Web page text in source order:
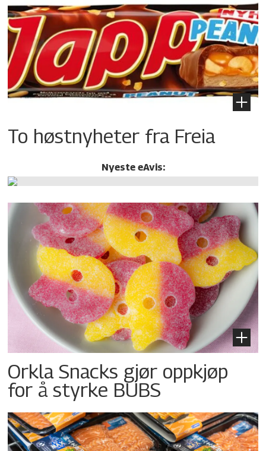
To høstnyheter fra Freia
Nyeste eAvis:
Orkla Snacks gjør oppkjøp
for å styrke BUBS